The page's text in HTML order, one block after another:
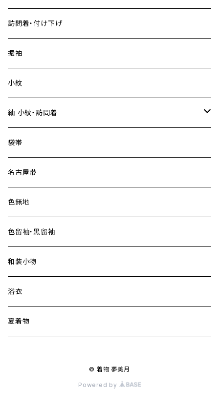
訪問着・付け下げ
振袖
小紋
紬 小紋・訪問着
大島紬
袋帯
名古屋帯
色無地
色留袖・黒留袖
和装小物
浴衣
夏着物
© 着物 夢美月
Powered by